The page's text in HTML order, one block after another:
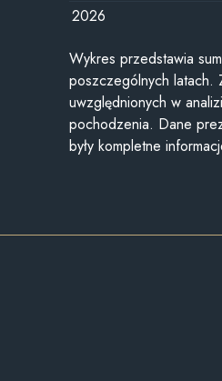
2026
Wykres przedstawia
poszczególnych latach.
uwzględnionych w
pochodzenia. Dane
były kompletne